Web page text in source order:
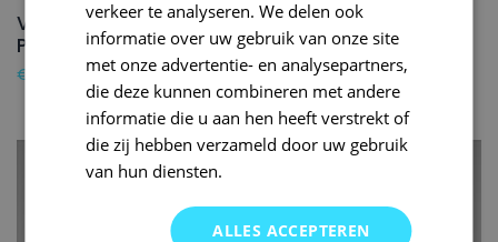
VOLKSWAGEN Autolak reparatieset L280
POLIZEIWEISS – 150ml
€
verkeer te analyseren. We delen ook
informatie over uw gebruik van onze site
met onze advertentie- en analysepartners,
die deze kunnen combineren met andere
informatie die u aan hen heeft verstrekt of
die zij hebben verzameld door uw gebruik
van hun diensten.
ALLES ACCEPTEREN